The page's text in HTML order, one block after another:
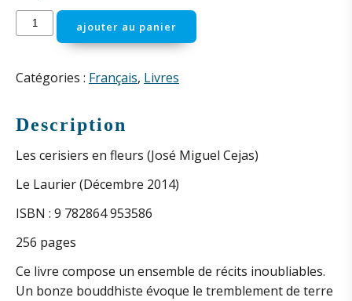
quantité
de
cerisiers
fleur
(J.M.
Cejas)
ajouter au panier
Catégories : Français, Livres
Description
Les cerisiers en fleurs (José Miguel Cejas)
Le Laurier (Décembre 2014)
ISBN : 9 782864 953586
256 pages
Ce livre compose un ensemble de récits inoubliables.
Un bonze bouddhiste évoque le tremblement de terre